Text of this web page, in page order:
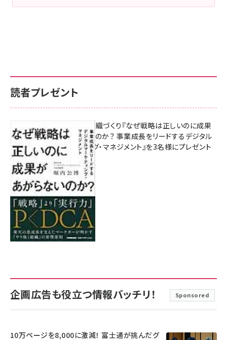
企画広告も役立つ情報バッチリ！ Sponsored
10万ページを8,000に激減！ 富士通が挑んだグ
読者プレゼント
成果を生む組織づくり『なぜ戦略は正しいのに成果
があがらないのか？ 事業成長をリードするデジタル
マーケティング・マネジメント』を3名様にプレゼント
8月7日 10:00